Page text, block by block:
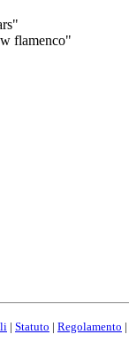
flamenco"
| Statuto | Regolamento |